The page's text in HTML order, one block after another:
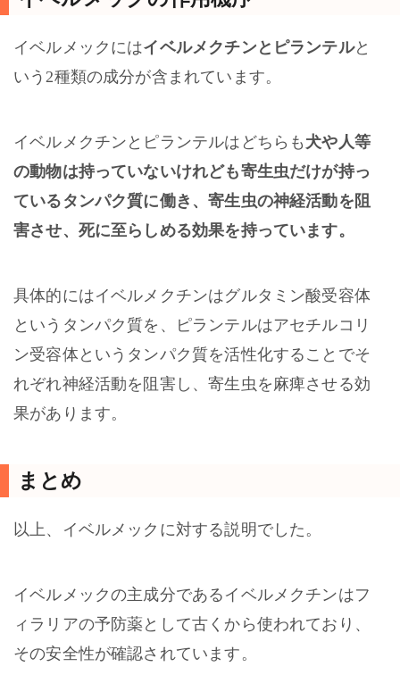
イベルメックにはイベルメクチンとピランテルと
いう2種類の成分が含まれています。
イベルメクチンとピランテルはどちらも 犬や人等
の動物は持っていないけれども寄生虫だけが持っ
ているタンパク質に働き、寄生虫の神経活動を阻
害させ、死に至らしめる効果を持っています。
具体的にはイベルメクチンはグルタミン酸受容体
というタンパク質を、ピランテルはアセチルコリ
ン受容体というタンパク質を活性化することでそ
れぞれ神経活動を阻害し、寄生虫を麻痺させる効
果があります。
まとめ
以上、イベルメックに対する説明でした。
イベルメックの主成分であるイベルメクチンはフ
ィラリアの予防薬として古くから使われており、
その安全性が確認されています。